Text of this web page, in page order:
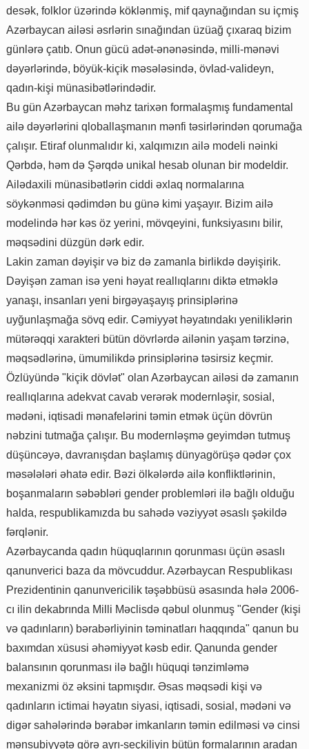
desək, folklor üzərində köklənmiş, mif qaynağından su içmiş
Azərbaycan ailəsi əsrlərin sınağından üzüağ çıxaraq bizim
günlərə çatıb. Onun gücü adət-ənənəsində, milli-mənəvi
dəyərlərində, böyük-kiçik məsələsində, övlad-valideyn,
qadın-kişi münasibətlərindədir.
Bu gün Azərbaycan məhz tarixən formalaşmış fundamental
ailə dəyərlərini qloballaşmanın mənfi təsirlərindən qorumağa
çalışır. Etiraf olunmalıdır ki, xalqımızın ailə modeli nəinki
Qərbdə, həm də Şərqdə unikal hesab olunan bir modeldir.
Ailədaxili münasibətlərin ciddi əxlaq normalarına
söykənməsi qədimdən bu günə kimi yaşayır. Bizim ailə
modelində hər kəs öz yerini, mövqeyini, funksiyasını bilir,
məqsədini düzgün dərk edir.
Lakin zaman dəyişir və biz də zamanla birlikdə dəyişirik.
Dəyişən zaman isə yeni həyat reallıqlarını diktə etməklə
yanaşı, insanları yeni birgəyaşayış prinsiplərinə
uyğunlaşmağa sövq edir. Cəmiyyət həyatındakı yeniliklərin
mütərəqqi xarakteri bütün dövrlərdə ailənin yaşam tərzinə,
məqsədlərinə, ümumilikdə prinsiplərinə təsirsiz keçmir.
Özlüyündə "kiçik dövlət" olan Azərbaycan ailəsi də zamanın
reallıqlarına adekvat cavab verərək modernləşir, sosial,
mədəni, iqtisadi mənafelərini təmin etmək üçün dövrün
nəbzini tutmağa çalışır. Bu modernləşmə geyimdən tutmuş
düşüncəyə, davranışdan başlamış dünyagörüşə qədər çox
məsələləri əhatə edir. Bəzi ölkələrdə ailə konfliktlərinin,
boşanmaların səbəbləri gender problemləri ilə bağlı olduğu
halda, respublikamızda bu sahədə vəziyyət əsaslı şəkildə
fərqlənir.
Azərbaycanda qadın hüquqlarının qorunması üçün əsaslı
qanunverici baza da mövcuddur. Azərbaycan Respublikası
Prezidentinin qanunvericilik təşəbbüsü əsasında hələ 2006-
cı ilin dekabrında Milli Məclisdə qəbul olunmuş "Gender (kişi
və qadınların) bərabərliyinin təminatları haqqında" qanun bu
baxımdan xüsusi əhəmiyyət kəsb edir. Qanunda gender
balansının qorunması ilə bağlı hüquqi tənzimləmə
mexanizmi öz əksini tapmışdır. Əsas məqsədi kişi və
qadınların ictimai həyatın siyasi, iqtisadi, sosial, mədəni və
digər sahələrində bərabər imkanların təmin edilməsi və cinsi
mənsubiyyətə görə ayrı-seçkiliyin bütün formalarının aradan